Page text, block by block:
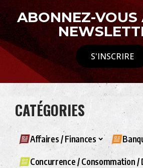
ABONNEZ-VOUS
S'INSCRIRE
CATÉGORIES
Affaires / Finances
Concurrence / Consommation